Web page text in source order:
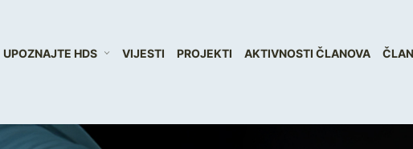
UPOZNAJTE HDS VIJESTI PROJEKTI AKTIVNOSTI ČLANOVA